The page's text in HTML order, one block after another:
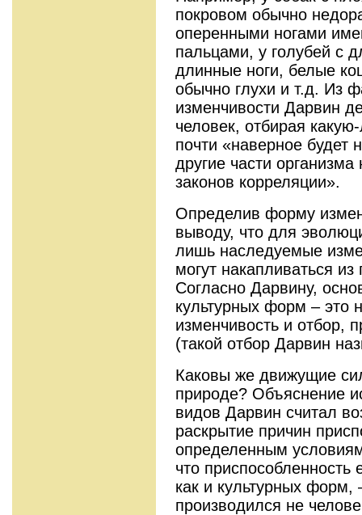
покровом обычно
оперенными ногами
пальцами, у голубей с
длинные ноги, белые
обычно глухи и т.д. Из
изменчивости Дарвин
человек, отбирая
почти «наверное
другие части
законов корреляции».
Определив форму
выводу, что для
лишь наследуемые
могут накапливаться
Согласно Дарвину,
культурных форм – это
изменчивость и отбор,
(такой отбор Дарвин
Каковы же движущие
природе? Объяснение
видов Дарвин считал
раскрытие причин
определенным
что приспособленность
как и культурных форм,
производился не